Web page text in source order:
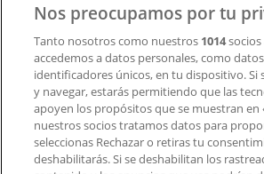
Contacto
Contacto comercial y de
Tienda mal colocada en el mapa
Notificar un folleto
¿Encontraste un problema en la
Nos preocupamos por tu
Tanto nosotros como nuestros 1014socios
accedemos a datos personales, como
identificadores únicos, en tu dispositivo. Si
y navegar, estarás permitiendo que las
apoyen los propósitos que se muestran en
nuestros socios tratamos datos para
seleccionas Rechazar o retiras tu
deshabilitarás. Si se deshabilitan los